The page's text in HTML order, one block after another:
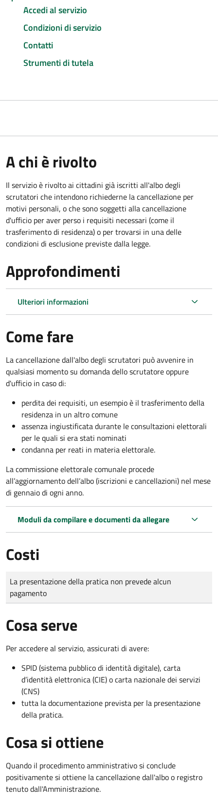
Accedi al servizio
Condizioni di servizio
Contatti
Strumenti di tutela
A chi è rivolto
Il servizio è rivolto ai cittadini già iscritti all'albo degli
scrutatori che intendono richiederne la cancellazione per
motivi personali, o che sono soggetti alla cancellazione
d'ufficio per aver perso i requisiti necessari (come il
trasferimento di residenza) o per trovarsi in una delle
condizioni di esclusione previste dalla legge.
Approfondimenti
Ulteriori informazioni
Come fare
La cancellazione dall'albo degli scrutatori può avvenire in
qualsiasi momento su domanda dello scrutatore oppure
d'ufficio in caso di:
perdita dei requisiti, un esempio è il trasferimento della
residenza in un altro comune
assenza ingiustificata durante le consultazioni elettorali
per le quali si era stati nominati
condanna per reati in materia elettorale.
La commissione elettorale comunale procede
all’aggiornamento dell’albo (iscrizioni e cancellazioni) nel mese
di gennaio di ogni anno.
Moduli da compilare e documenti da allegare
Costi
Tipo di pagamento
Importo
La presentazione della pratica non prevede alcun
pagamento
Cosa serve
Per accedere al servizio, assicurati di avere:
SPID (sistema pubblico di identità digitale), carta
d’identità elettronica (CIE) o carta nazionale dei servizi
(CNS)
tutta la documentazione prevista per la presentazione
della pratica.
Cosa si ottiene
Quando il procedimento amministrativo si conclude
positivamente si ottiene la cancellazione dall'albo o registro
tenuto dall'Amministrazione.